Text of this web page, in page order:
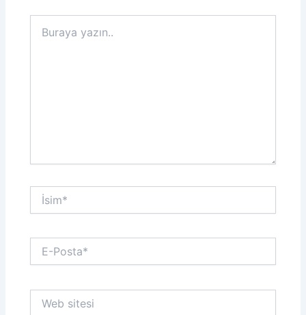
yazın..
İsim*
Posta*
sitesi